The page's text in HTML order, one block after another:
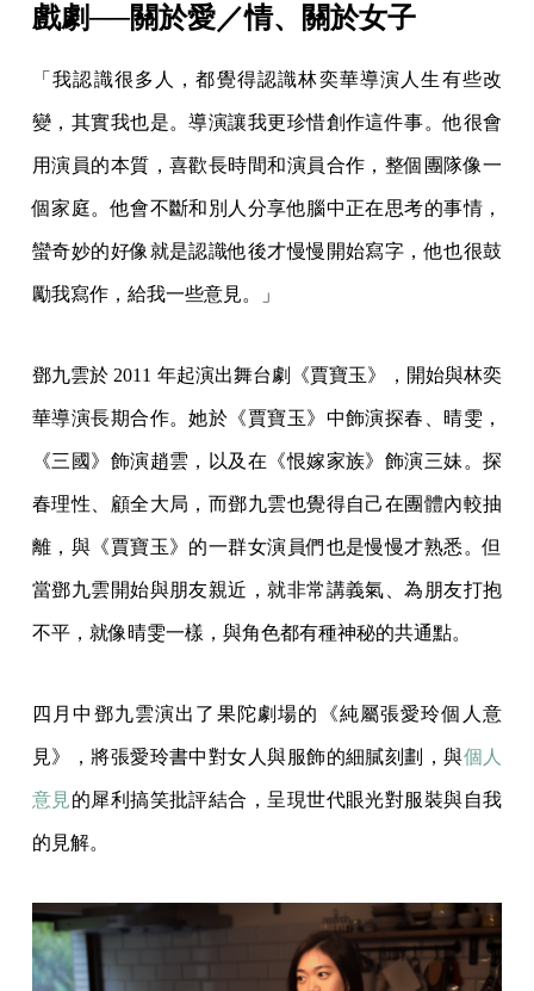
戲劇──關於愛／情、關於女子
「我認識很多人，都覺得認識林奕華導演人生有些改
變，其實我也是。導演讓我更珍惜創作這件事。他很會
用演員的本質，喜歡長時間和演員合作，整個團隊像一
個家庭。他會不斷和別人分享他腦中正在思考的事情，
蠻奇妙的好像就是認識他後才慢慢開始寫字，他也很鼓
勵我寫作，給我一些意見。」
鄧九雲於 2011 年起演出舞台劇《賈寶玉》，開始與林奕
華導演長期合作。她於《賈寶玉》中飾演探春、晴雯，
《三國》飾演趙雲，以及在《恨嫁家族》飾演三妹。探
春理性、顧全大局，而鄧九雲也覺得自己在團體內較抽
離，與《賈寶玉》的一群女演員們也是慢慢才熟悉。但
當鄧九雲開始與朋友親近，就非常講義氣、為朋友打抱
不平，就像晴雯一樣，與角色都有種神秘的共通點。
四月中鄧九雲演出了果陀劇場的《純屬張愛玲個人意
見》，將張愛玲書中對女人與服飾的細膩刻劃，與個人
意見的犀利搞笑批評結合，呈現世代眼光對服裝與自我
的見解。